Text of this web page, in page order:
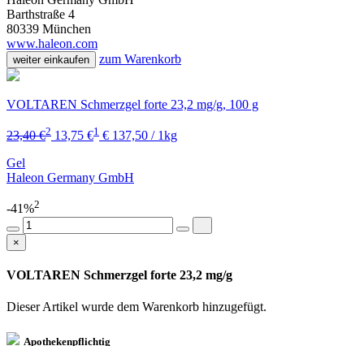
Barthstraße 4
80339 München
www.haleon.com
weiter einkaufen zum Warenkorb
VOLTAREN Schmerzgel forte 23,2 mg/g, 100 g
23,40 €2 13,75 €1 € 137,50 / 1kg
Gel
Haleon Germany GmbH
-41%2
×
VOLTAREN Schmerzgel forte 23,2 mg/g
Dieser Artikel wurde dem Warenkorb hinzugefügt.
Apothekenpflichtig